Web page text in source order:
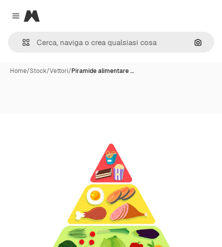
Close menu
Magnific
Cerca
Home/Stock/Vettori/Piramide alimentare …